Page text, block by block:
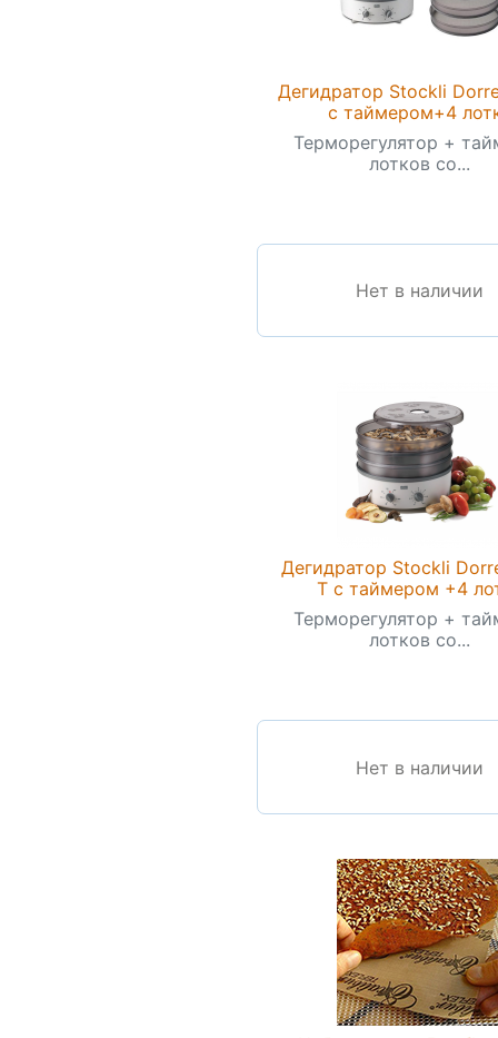
Дегидратор Stockli
с таймером+4
Терморегулятор +
лотков со...
Нет в наличии
Дегидратор Stockli
T с таймером +4
Терморегулятор +
лотков со...
Нет в наличии